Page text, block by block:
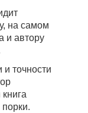
на самом
и автору
точности